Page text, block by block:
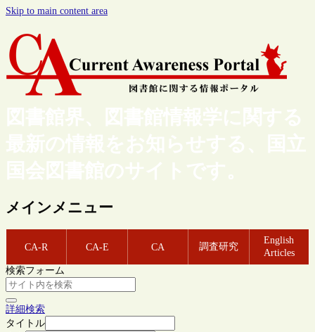
Skip to main content area
図書館界、図書館情報学に関する
最新の情報をお知らせする、国立
国会図書館のサイトです。
メインメニュー
CA-R CA-E CA 調査研究
English
Articles
検索フォーム
詳細検索
タイトル